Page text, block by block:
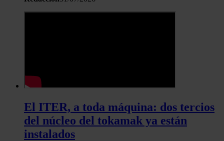
El ITER, a toda máquina: dos tercios
del núcleo del tokamak ya están
instalados